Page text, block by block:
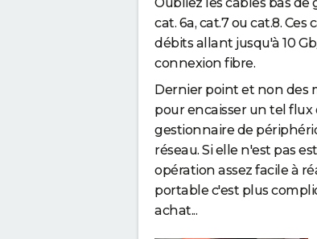
cat. 6a, cat.7 ou cat.8.
débits allant jusqu'à 10
connexion fibre.
Dernier point et non des
pour encaisser un tel
gestionnaire de
réseau. Si elle n'est pas
opération assez facile à
portable c'est plus
achat...